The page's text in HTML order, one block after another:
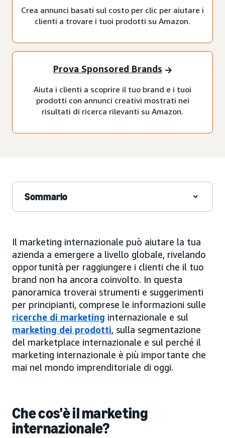
Crea annunci basati sul costo per clic per aiutare i
clienti a trovare i tuoi prodotti su Amazon.
Prova Sponsored Brands
Aiuta i clienti a scoprire il tuo brand e i tuoi
prodotti con annunci creativi mostrati nei
risultati di ricerca rilevanti su Amazon.
Sommario
Il marketing internazionale può aiutare la tua
azienda a emergere a livello globale, rivelando
opportunità per raggiungere i clienti che il tuo
brand non ha ancora coinvolto. In questa
panoramica troverai strumenti e suggerimenti
per principianti, comprese le informazioni sulle
ricerche di marketing internazionale e sul
marketing dei prodotti, sulla segmentazione
del marketplace internazionale e sul perché il
marketing internazionale è più importante che
mai nel mondo imprenditoriale di oggi.
Che cos'è il marketing
internazionale?